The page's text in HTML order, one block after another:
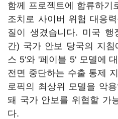
함께 프로젝트에 합류하기
조치로 사이버 위험 대응
질이 생겼습니다. 미국 행
간) 국가 안보 당국의 지
스 5'와 '페이블 5' 모델에
전면 중단하는 수출 통제
로픽의 최상위 모델을 악
돼 국가 안보를 위협할 가
다.